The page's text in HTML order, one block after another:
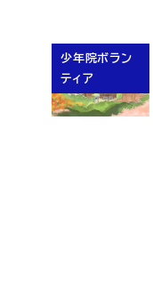
少年院ボラン
ティア